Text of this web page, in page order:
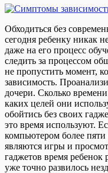
Обходиться без
сегодня ребенку никак
даже на его процесс
следить за процессом
не пропустить момент,
зависимость.
дочери. Сколько
каких целей они
обойтись без своих
это время используют.
компьютером более
являются игры и
гаджетов время ребенок
уже точно развилось